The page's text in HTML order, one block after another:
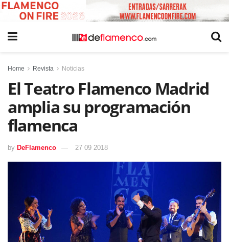
Home Revista Noticias
El Teatro Flamenco Madrid
amplia su programación
flamenca
by DeFlamenco 27 09 2018